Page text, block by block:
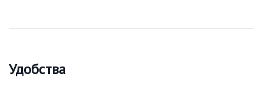
Удобства